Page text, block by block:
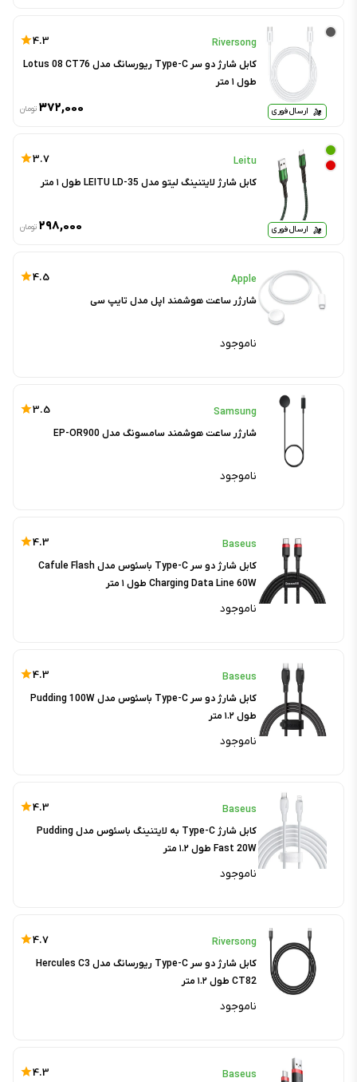
ارسال فوری
Riversong
4.3
کابل شارژ دو سر Type-C ریورسانگ مدل Lotus 08 CT76
طول ۱ متر
۳۷۲,۰۰۰ تومان
ارسال فوری
Leitu
3.7
کابل شارژ لایتنینگ لیتو مدل LEITU LD-35 طول ۱ متر
۲۹۸,۰۰۰ تومان
Apple
4.5
شارژر ساعت هوشمند اپل مدل تایپ سی
ناموجود
Samsung
3.5
شارژر ساعت هوشمند سامسونگ مدل EP-OR900
ناموجود
Baseus
4.3
کابل شارژ دو سر Type-C باسئوس مدل Cafule Flash
Charging Data Line 60W طول ۱ متر
ناموجود
Baseus
4.3
کابل شارژ دو سر Type-C باسئوس مدل Pudding 100W
طول ۱.۲ متر
ناموجود
Baseus
4.3
کابل شارژ Type-C به لایتنینگ باسئوس مدل Pudding
Fast 20W طول ۱.۲ متر
ناموجود
Riversong
4.7
کابل شارژ دو سر Type-C ریورسانگ مدل Hercules C3
CT82 طول ۱.۲ متر
ناموجود
Baseus
4.3